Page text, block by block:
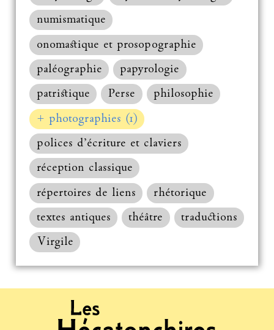
numismatique
onomastique et prosopographie
paléographie
papyrologie
patristique
Perse
philosophie
+ photographies (1)
polices d’écriture et claviers
réception classique
répertoires de liens
rhétorique
textes antiques
théâtre
traductions
Virgile